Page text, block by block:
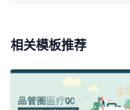
相关模板推荐